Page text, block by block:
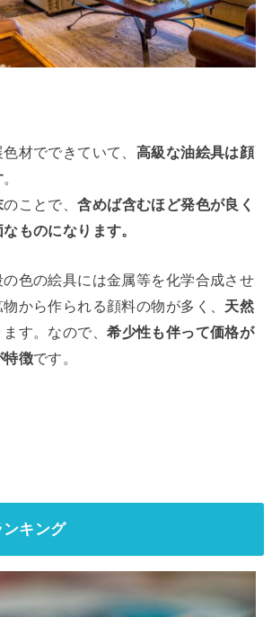
材でできていて、 高級な油絵具は顔
。
のことで、含めば含むほど発色が良く
ものになります。
色の絵具には金属等を化学合成させ
から作られる顔料の物が多く、 天然
す。なので、希少性も伴って価格が
特徴です。
キング